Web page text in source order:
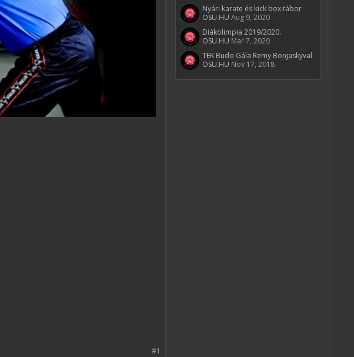
#1
Nyári karate és kick box tábor
OSU.HU Aug 9, 2020
Diákolimpia 2019/2020.
OSU.HU Mar 7, 2020
TEK Budo Gála Remy Bonjaskyval
OSU.HU Nov 17, 2018